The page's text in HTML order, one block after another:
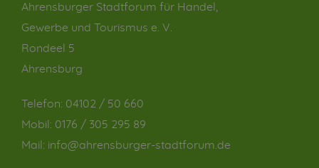
Ahrensburger Stadtforum für Handel,
Gewerbe und Tourismus e. V.
Rondeel 5
Ahrensburg
Telefon: 04102 / 50 660
Mobil: 0176 / 305 295 89
Mail: info@ahrensburger-stadtforum.de